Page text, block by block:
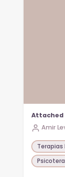
Attached
Amir
Terapias